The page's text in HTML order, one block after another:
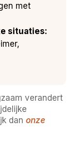
met
situaties:
verandert
danonze